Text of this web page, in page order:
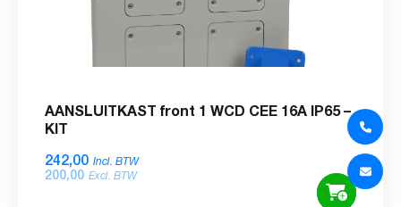
AANSLUITKAST front 1 WCD CEE 16A IP65 –
KIT
242,00 Incl. BTW
200,00 Excl. BTW